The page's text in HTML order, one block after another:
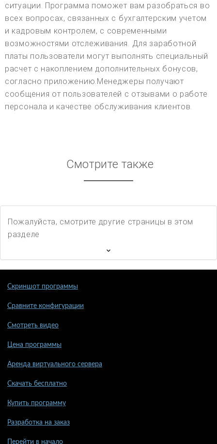
ситуации. Программа поможет вам разобраться во
всех вопросах, связанных с бухгалтерским учетом
и кадровым контролем, с современными
возможностями отслеживания. Для заработной
платы пользователи могут выполнять специальный
расчет с накоплением дополнительных бонусов,
согласно приложению.Менеджеры получают
сообщения от пользователей с отзывами о работе
персонала и качестве обслуживания клиентов.
Смотрите также
Пожалуйста, смотрите другие страницы в этом
разделе
Скриншот программы
Сравните конфигурации
Смотреть видео
Цена программы
Аренда виртуального сервера
Скачать бесплатно
Купить программу
Разработка на заказ
Перейти в начало